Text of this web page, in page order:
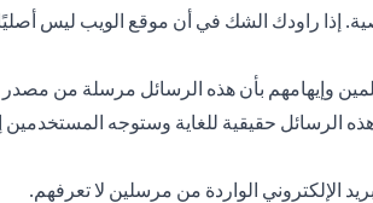
إذا راودك الشك في أن موقع الويب ليس
وإيهامهم بأن هذه الرسائل مرسلة
الرسائل حقيقية للغاية وستوجه
الإلكتروني الواردة من مرسلين لا تعرفهم.